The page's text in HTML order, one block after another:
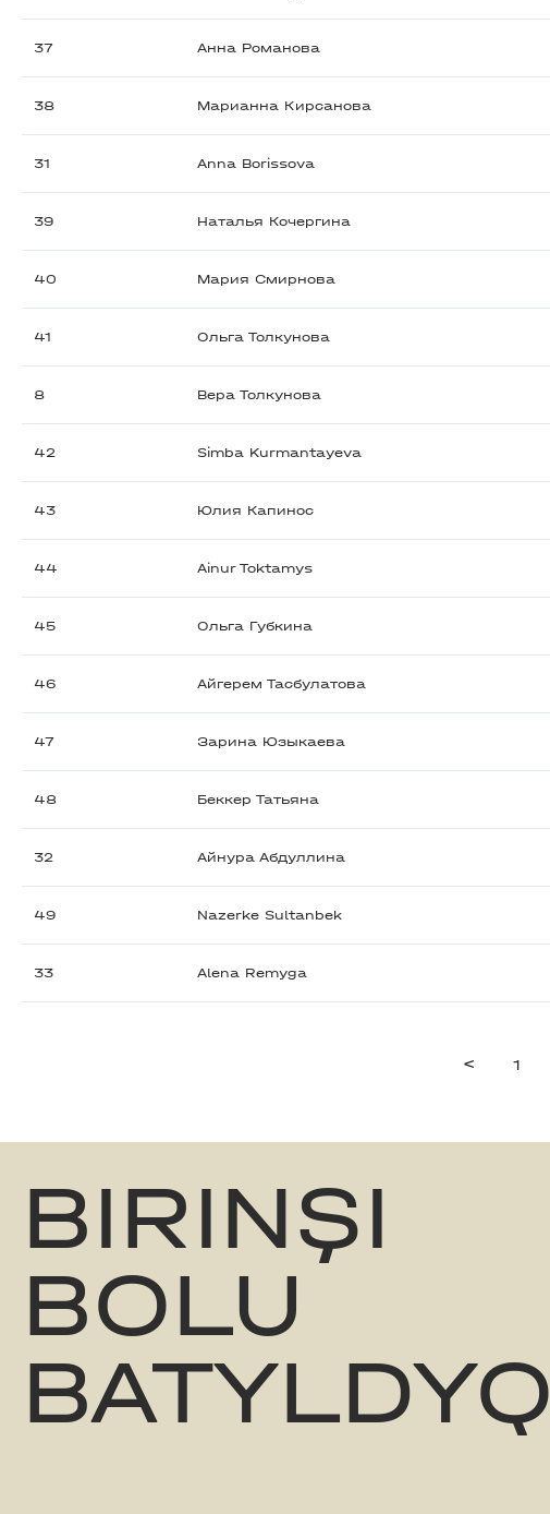
37 Анна Романова
38 Марианна Кирсанова
31 Anna Borissova
39 Наталья Кочергина
40 Мария Смирнова
41 Ольга Толкунова
8 Вера Толкунова
42 Simba Kurmantayeva
43 Юлия Капинос
44 Ainur Toktamys
45 Ольга Губкина
46 Айгерем Тасбулатова
47 Зарина Юзыкаева
48 Беккер Татьяна
32 Айнура Абдуллина
49 Nazerke Sultanbek
33 Alena Remyga
< 1
BIRINŞI
BOLU
BATYLDYQ